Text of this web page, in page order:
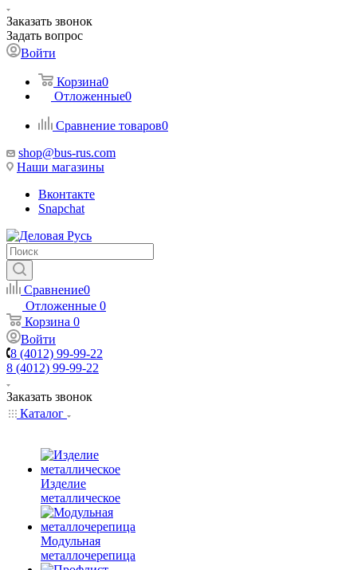
Заказать звонок
Задать вопрос
Войти
Корзина0
Отложенные0
Сравнение товаров0
shop@bus-rus.com
Наши магазины
Вконтакте
Snapchat
Сравнение0
Отложенные 0
Корзина 0
Войти
8 (4012) 99-99-22
8 (4012) 99-99-22
Заказать звонок
Каталог
Изделие
металлическое
Модульная
металлочерепица